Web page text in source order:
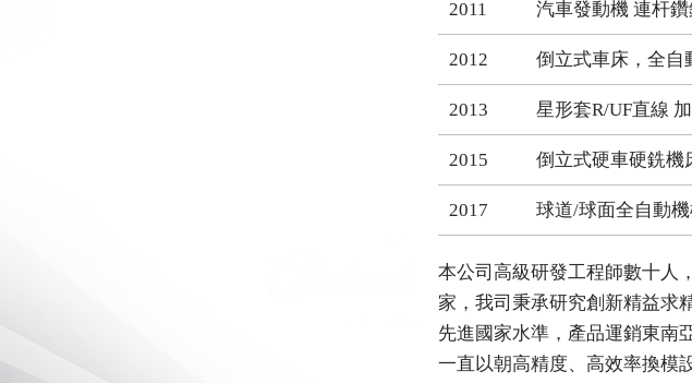
2011 汽車發動機 連杆鑽
2012 倒立式車床，全自
2013 星形套R/UF直線
2015 倒立式硬車硬銑機
2017 球道/球面全自動機
本公司高級研發工程師數十人
家，我司秉承研究創新精益求
先進國家水準，產品運銷東南
一直以朝高精度、高效率換模